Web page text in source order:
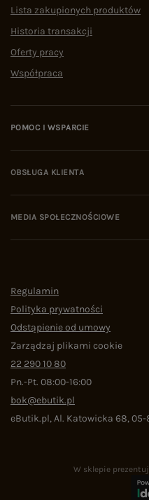
Lista zakupionych produktów
Historia transakcji
Oferty pracy
Współpraca
POMOC I WSPARCIE
OBSŁUGA KLIENTA
MEDIA SPOŁECZNOŚCIOWE
Regulamin
Polityka prywatności
Odstąpienie od umowy
Zarządzaj plikami cookie
22 290 10 80
Pn.-Pt. 08:00-16:00
bok@ebutik.pl
eButik.pl,Al. Katowicka 68,05-
W sklepie